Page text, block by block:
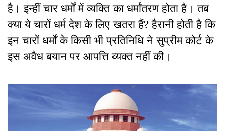
है। इन्हीं चार धर्मों में व्यक्ति का धर्मांतरण होता है। तब
क्या ये चारों धर्म देश के लिए खतरा हैं? हैरानी होती है कि
इन चारों धर्मों के किसी भी प्रतिनिधि ने सुप्रीम कोर्ट के
इस अवैध बयान पर आपत्ति व्यक्त नहीं की।